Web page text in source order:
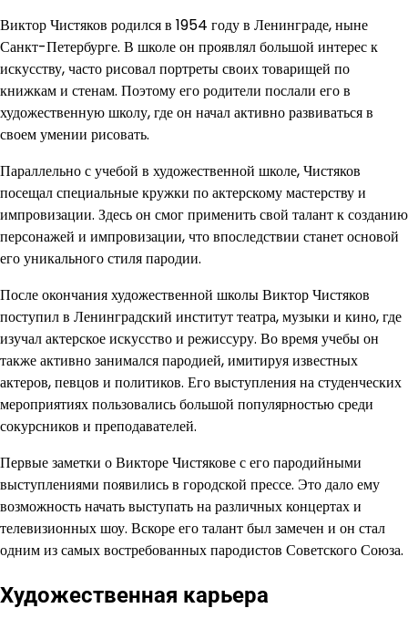
Виктор Чистяков родился в 1954 году в Ленинграде, ныне
Санкт-Петербурге. В школе он проявлял большой интерес к
искусству, часто рисовал портреты своих товарищей по
книжкам и стенам. Поэтому его родители послали его в
художественную школу, где он начал активно развиваться в
своем умении рисовать.
Параллельно с учебой в художественной школе, Чистяков
посещал специальные кружки по актерскому мастерству и
импровизации. Здесь он смог применить свой талант к созданию
персонажей и импровизации, что впоследствии станет основой
его уникального стиля пародии.
После окончания художественной школы Виктор Чистяков
поступил в Ленинградский институт театра, музыки и кино, где
изучал актерское искусство и режиссуру. Во время учебы он
также активно занимался пародией, имитируя известных
актеров, певцов и политиков. Его выступления на студенческих
мероприятиях пользовались большой популярностью среди
сокурсников и преподавателей.
Первые заметки о Викторе Чистякове с его пародийными
выступлениями появились в городской прессе. Это дало ему
возможность начать выступать на различных концертах и
телевизионных шоу. Вскоре его талант был замечен и он стал
одним из самых востребованных пародистов Советского Союза.
Художественная карьера